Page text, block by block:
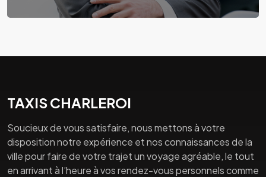
TAXIS CHARLEROI
Soucieux de vous satisfaire, nous mettons à votre
disposition notre expérience et nos connaissances de la
ville pour faire de votre trajet un voyage agréable, le tout
en arrivant à l’heure à vos rendez-vous personnels comme